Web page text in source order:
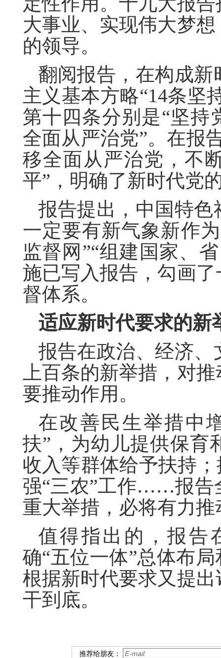
大事业、实现伟大梦
的领导。
翻阅报告，在构成
主义基本方略“14条坚
第十四条分别是“坚持
全面从严治党”。在报
移全面从严治党，不
平”，明确了新时代党
报告提出，中国特
一定要有新气象新作
监督网”“组建国家、
施已写入报告，勾画
督体系。
适应新时代要求的新
报告在政治、经济
上百条的新举措，对
要推动作用。
在改善民生举措中
扶”，为幼儿提供保育
收入等群体给予扶持
强“三农”工作……报告
重大举措，必将有力
值得指出的，报告
确“五位一体”总体布
根据新时代要求又提
干到底。
推荐给朋友：